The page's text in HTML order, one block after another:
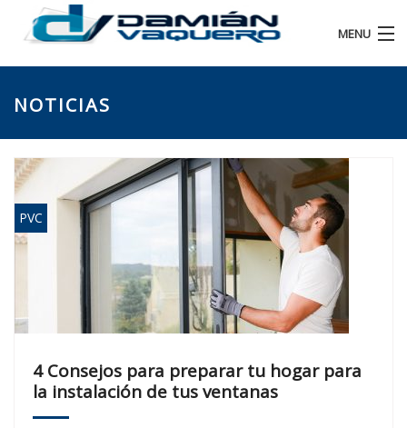
MENU
PRODUCTOS
NUESTROS TRABAJOS
NOTICIAS
CONTACTO
NOTICIAS
PVC
4 Consejos para preparar tu hogar para
la instalación de tus ventanas